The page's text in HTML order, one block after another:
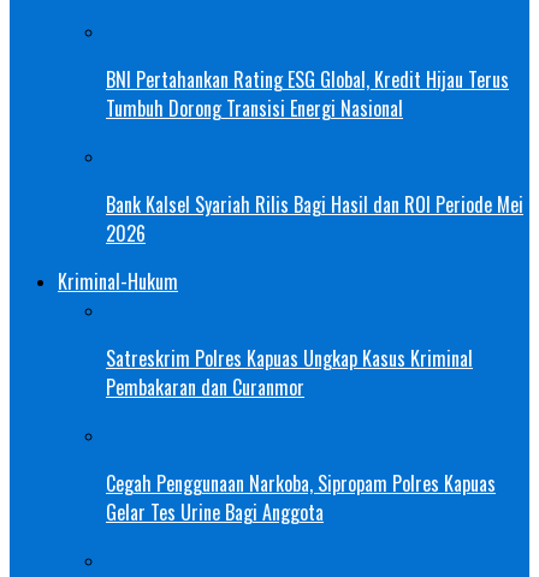
BNI Pertahankan Rating ESG Global, Kredit Hijau Terus
Tumbuh Dorong Transisi Energi Nasional
Bank Kalsel Syariah Rilis Bagi Hasil dan ROI Periode Mei
2026
Kriminal-Hukum
Satreskrim Polres Kapuas Ungkap Kasus Kriminal
Pembakaran dan Curanmor
Cegah Penggunaan Narkoba, Sipropam Polres Kapuas
Gelar Tes Urine Bagi Anggota